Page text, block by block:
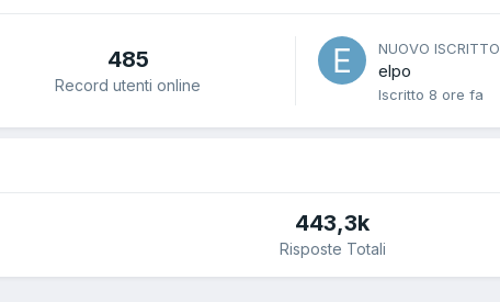
485
Record utenti online
NUOVO ISCRITTO
elpo
Iscritto 8 ore fa
443,3k
Risposte Totali